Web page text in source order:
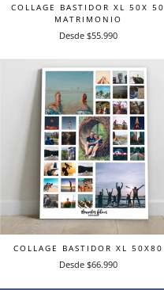
COLLAGE BASTIDOR XL 50X 50
MATRIMONIO
Desde $55.990
COLLAGE BASTIDOR XL 50X80
Desde $66.990